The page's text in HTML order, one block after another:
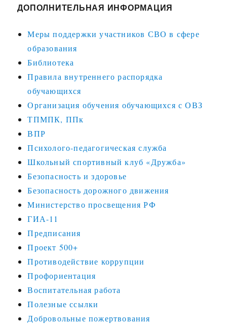
ДОПОЛНИТЕЛЬНАЯ ИНФОРМАЦИЯ
Меры поддержки участников СВО в сфере
образования
Библиотека
Правила внутреннего распорядка
обучающихся
Организация обучения обучающихся с ОВЗ
ТПМПК, ППк
ВПР
Психолого-педагогическая служба
Школьный спортивный клуб «Дружба»
Безопасность и здоровье
Безопасность дорожного движения
Министерство просвещения РФ
ГИА-11
Предписания
Проект 500+
Противодействие коррупции
Профориентация
Воспитательная работа
Полезные ссылки
Добровольные пожертвования